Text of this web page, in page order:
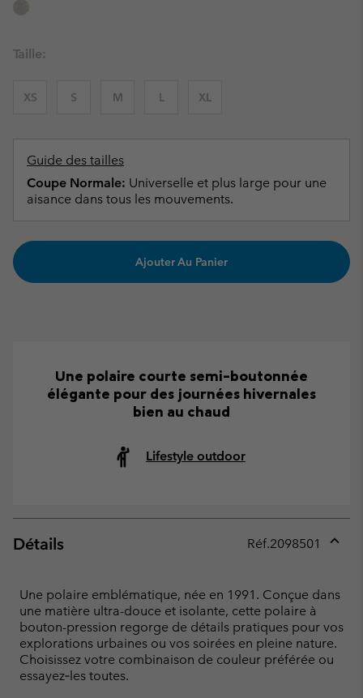
Taille:
XS S M L XL
Guide des tailles
Coupe Normale: Universelle et plus large pour une
aisance dans tous les mouvements.
Ajouter Au Panier
Une polaire courte semi-boutonnée
élégante pour des journées hivernales
bien au chaud
Lifestyle outdoor
Détails Réf.2098501
Une polaire emblématique, née en 1991. Conçue dans
une matière ultra-douce et isolante, cette polaire à
bouton-pression regorge de détails pratiques pour vos
explorations urbaines ou vos soirées en pleine nature.
Choisissez votre combinaison de couleur préférée ou
essayez‑les toutes.